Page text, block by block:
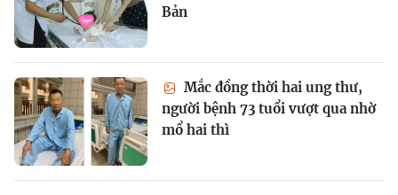
Bản
Mắc đồng thời hai ung thư,
người bệnh 73 tuổi vượt qua nhờ
mổ hai thì